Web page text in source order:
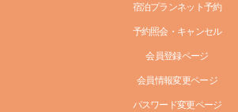
宿泊プランネット予約
予約照会・キャンセル
会員登録ページ
会員情報変更ページ
パスワード変更ページ